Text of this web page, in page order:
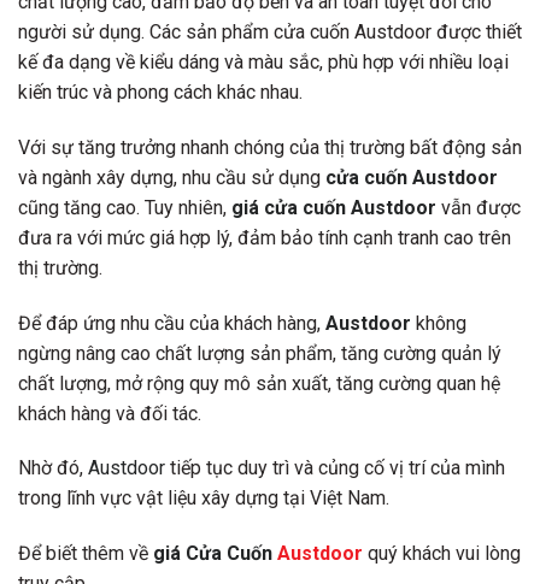
người sử dụng. Các sản phẩm cửa cuốn Austdoor được thiết
kế đa dạng về kiểu dáng và màu sắc, phù hợp với nhiều loại
kiến trúc và phong cách khác nhau.
Với sự tăng trưởng nhanh chóng của thị trường bất động sản
và ngành xây dựng, nhu cầu sử dụng cửa cuốn Austdoor
cũng tăng cao. Tuy nhiên, giá cửa cuốn Austdoor vẫn được
đưa ra với mức giá hợp lý, đảm bảo tính cạnh tranh cao trên
thị trường.
Để đáp ứng nhu cầu của khách hàng, Austdoor không
ngừng nâng cao chất lượng sản phẩm, tăng cường quản lý
chất lượng, mở rộng quy mô sản xuất, tăng cường quan hệ
khách hàng và đối tác.
Nhờ đó, Austdoor tiếp tục duy trì và củng cố vị trí của mình
trong lĩnh vực vật liệu xây dựng tại Việt Nam.
Để biết thêm về giá Cửa Cuốn Austdoor quý khách vui lòng